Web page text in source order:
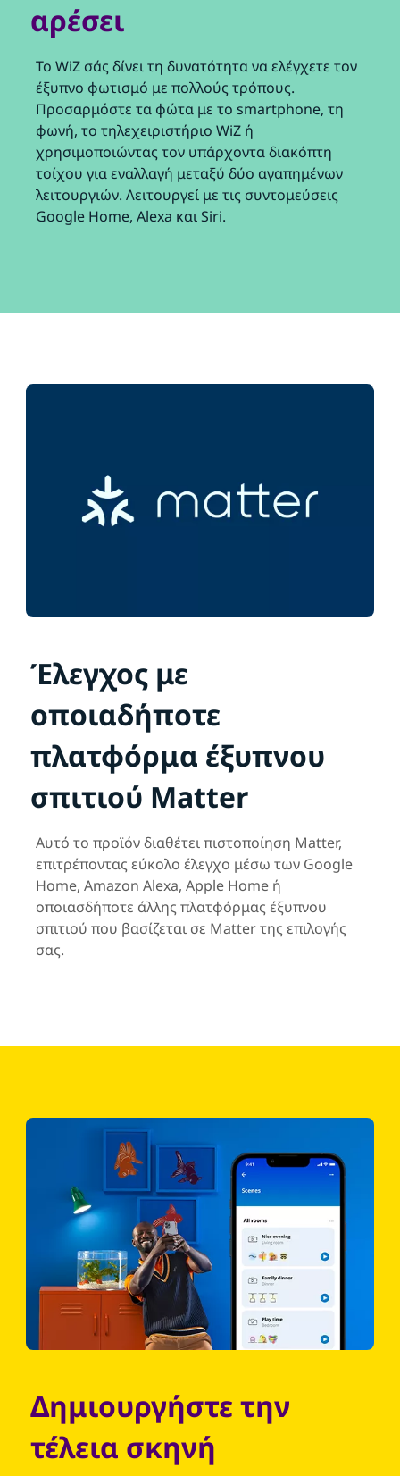
αρέσει
Το WiZ σάς δίνει τη δυνατότητα να ελέγχετε τον
έξυπνο φωτισμό με πολλούς τρόπους.
Προσαρμόστε τα φώτα με το smartphone, τη
φωνή, το τηλεχειριστήριο WiZ ή
χρησιμοποιώντας τον υπάρχοντα διακόπτη
τοίχου για εναλλαγή μεταξύ δύο αγαπημένων
λειτουργιών. Λειτουργεί με τις συντομεύσεις
Google Home, Alexa και Siri.
Έλεγχος με
οποιαδήποτε
πλατφόρμα έξυπνου
σπιτιού Matter
Αυτό το προϊόν διαθέτει πιστοποίηση Matter,
επιτρέποντας εύκολο έλεγχο μέσω των Google
Home, Amazon Alexa, Apple Home ή
οποιασδήποτε άλλης πλατφόρμας έξυπνου
σπιτιού που βασίζεται σε Matter της επιλογής
σας.
Δημιουργήστε την
τέλεια σκηνή